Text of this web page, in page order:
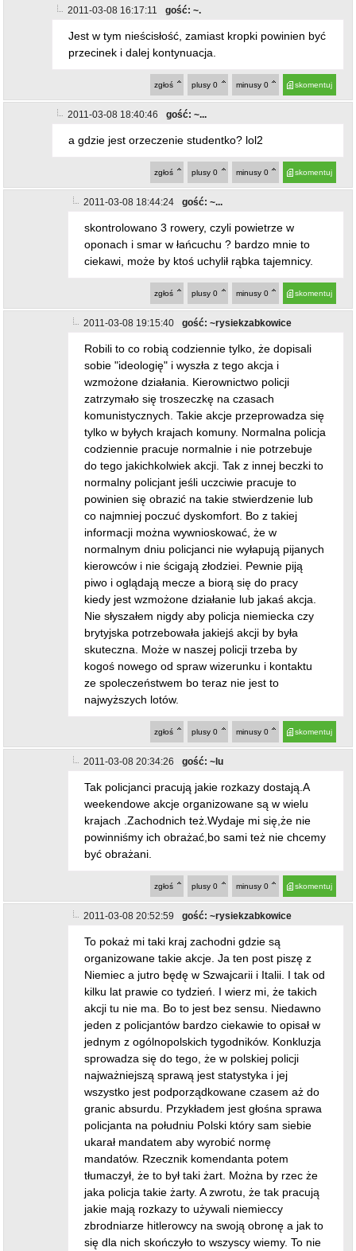
2011-03-08 16:17:11 gość: ~.
Jest w tym nieścisłość, zamiast kropki powinien być
przecinek i dalej kontynuacja.
skomentuj
minusy 0
plusy 0
zgłoś
2011-03-08 18:40:46 gość: ~...
a gdzie jest orzeczenie studentko? lol2
skomentuj
minusy 0
plusy 0
zgłoś
2011-03-08 18:44:24 gość: ~...
skontrolowano 3 rowery, czyli powietrze w
oponach i smar w łańcuchu ? bardzo mnie to
ciekawi, może by ktoś uchylił rąbka tajemnicy.
skomentuj
minusy 0
plusy 0
zgłoś
2011-03-08 19:15:40 gość: ~rysiekzabkowice
Robili to co robią codziennie tylko, że dopisali
sobie "ideologię" i wyszła z tego akcja i
wzmożone działania. Kierownictwo policji
zatrzymało się troszeczkę na czasach
komunistycznych. Takie akcje przeprowadza się
tylko w byłych krajach komuny. Normalna policja
codziennie pracuje normalnie i nie potrzebuje
do tego jakichkolwiek akcji. Tak z innej beczki to
normalny policjant jeśli uczciwie pracuje to
powinien się obrazić na takie stwierdzenie lub
co najmniej poczuć dyskomfort. Bo z takiej
informacji można wywnioskować, że w
normalnym dniu policjanci nie wyłapują pijanych
kierowców i nie ścigają złodziei. Pewnie piją
piwo i oglądają mecze a biorą się do pracy
kiedy jest wzmożone działanie lub jakaś akcja.
Nie słyszałem nigdy aby policja niemiecka czy
brytyjska potrzebowała jakiejś akcji by była
skuteczna. Może w naszej policji trzeba by
kogoś nowego od spraw wizerunku i kontaktu
ze spoleczeństwem bo teraz nie jest to
najwyższych lotów.
skomentuj
minusy 0
plusy 0
zgłoś
2011-03-08 20:34:26 gość: ~lu
Tak policjanci pracują jakie rozkazy dostają.A
weekendowe akcje organizowane są w wielu
krajach .Zachodnich też.Wydaje mi się,że nie
powinniśmy ich obrażać,bo sami też nie chcemy
być obrażani.
skomentuj
minusy 0
plusy 0
zgłoś
2011-03-08 20:52:59 gość: ~rysiekzabkowice
To pokaż mi taki kraj zachodni gdzie są
organizowane takie akcje. Ja ten post piszę z
Niemiec a jutro będę w Szwajcarii i Italii. I tak od
kilku lat prawie co tydzień. I wierz mi, że takich
akcji tu nie ma. Bo to jest bez sensu. Niedawno
jeden z policjantów bardzo ciekawie to opisał w
jednym z ogólnopolskich tygodników. Konkluzja
sprowadza się do tego, że w polskiej policji
najważniejszą sprawą jest statystyka i jej
wszystko jest podporządkowane czasem aż do
granic absurdu. Przykładem jest głośna sprawa
policjanta na południu Polski który sam siebie
ukarał mandatem aby wyrobić normę
mandatów. Rzecznik komendanta potem
tłumaczył, że to był taki żart. Można by rzec że
jaka policja takie żarty. A zwrotu, że tak pracują
jakie mają rozkazy to używali niemieccy
zbrodniarze hitlerowcy na swoją obronę a jak to
się dla nich skończyło to wszyscy wiemy. To nie